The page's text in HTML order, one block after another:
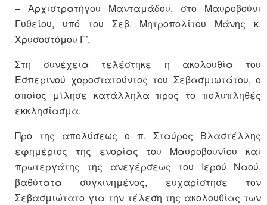
– Αρχιστρατήγου Μανταμάδου, στο Μαυροβούνι
Γυθείου, υπό του Σεβ. Μητροπολίτου Μάνης κ.
Χρυσοστόμου Γ’.
Στη συνέχεια τελέστηκε η ακολουθία του
Εσπερινού χοροστατούντος του Σεβασμιωτάτου, ο
οποίος μίλησε κατάλληλα προς το πολυπληθές
εκκλησίασμα.
Προ της απολύσεως ο π. Σταύρος Βλαστέλλης
εφημέριος της ενορίας του Μαυροβουνίου και
πρωτεργάτης της ανεγέρσεως του Ιερού Ναού,
βαθύτατα συγκινημένος, ευχαρίστησε τον
Σεβασμιώτατο για την τέλεση της ακολουθίας των